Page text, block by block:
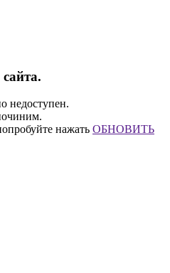
недоступен.
нажать ОБНОВИТЬ